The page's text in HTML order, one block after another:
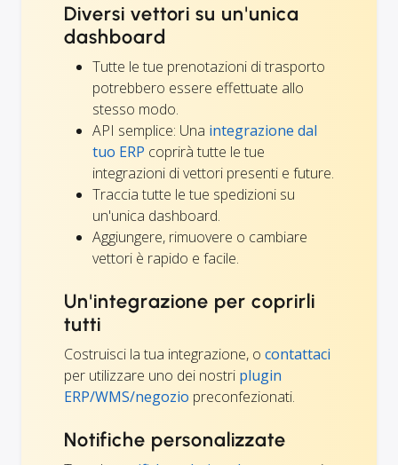
Diversi vettori su un'unica
dashboard
Tutte le tue prenotazioni di trasporto
potrebbero essere effettuate allo
stesso modo.
API semplice: Una integrazione dal
tuo ERP coprirà tutte le tue
integrazioni di vettori presenti e future.
Traccia tutte le tue spedizioni su
un'unica dashboard.
Aggiungere, rimuovere o cambiare
vettori è rapido e facile.
Un'integrazione per coprirli
tutti
Costruisci la tua integrazione, o contattaci
per utilizzare uno dei nostri plugin
ERP/WMS/negozio preconfezionati.
Notifiche personalizzate